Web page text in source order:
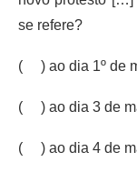
se refere?
( ) ao dia 1º de
( ) ao dia 3 de
( ) ao dia 4 de